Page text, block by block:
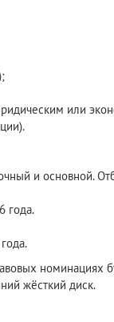
или
и основной.
года.
номинациях
жёсткий диск.